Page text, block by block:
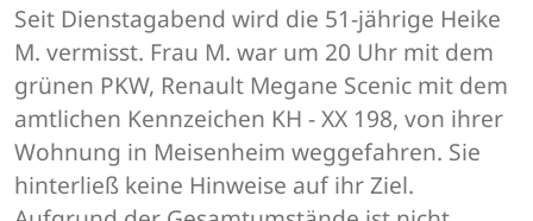
Seit Dienstagabend wird die 51-jährige Heike
M. vermisst. Frau M. war um 20 Uhr mit dem
grünen PKW, Renault Megane Scenic mit dem
amtlichen Kennzeichen KH - XX 198, von ihrer
Wohnung in Meisenheim weggefahren. Sie
hinterließ keine Hinweise auf ihr Ziel.